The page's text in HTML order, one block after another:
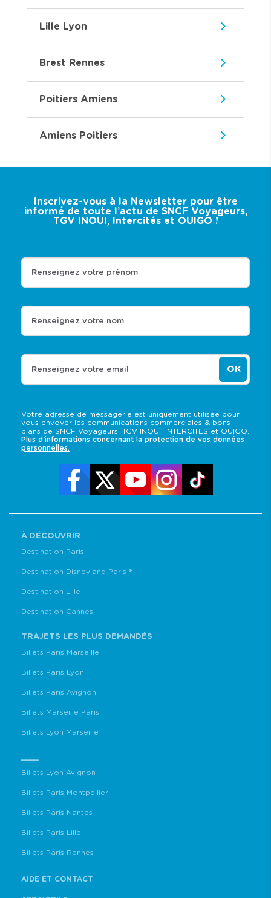
Lille Lyon
Brest Rennes
Poitiers Amiens
Amiens Poitiers
Inscrivez-vous à la Newsletter pour être
informé de toute l’actu de SNCF Voyageurs,
TGV INOUI, Intercités et OUIGO !
Votre adresse de messagerie est uniquement utilisée pour
vous envoyer les communications commerciales & bons
plans de SNCF Voyageurs, TGV INOUI, INTERCITES et OUIGO.
Plus d'informations concernant la protection de vos données
personnelles.
Renseignez votre prénom
Renseignez votre nom
Renseignez votre email OK
À DÉCOUVRIR
Destination Paris
Destination Disneyland Paris ®
Destination Lille
Destination Cannes
TRAJETS LES PLUS DEMANDÉS
Billets Paris Marseille
Billets Paris Lyon
Billets Paris Avignon
Billets Marseille Paris
Billets Lyon Marseille
Billets Lyon Avignon
Billets Paris Montpellier
Billets Paris Nantes
Billets Paris Lille
Billets Paris Rennes
AIDE ET CONTACT